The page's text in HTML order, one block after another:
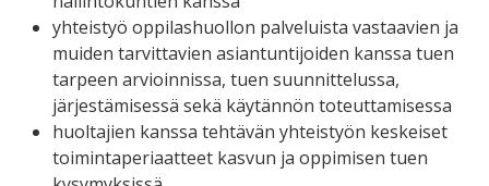
yhteistyö oppilashuollon palveluista vastaavien ja
muiden tarvittavien asiantuntijoiden kanssa tuen
tarpeen arvioinnissa, tuen suunnittelussa,
järjestämisessä sekä käytännön toteuttamisessa
huoltajien kanssa tehtävän yhteistyön keskeiset
toimintaperiaatteet kasvun ja oppimisen tuen